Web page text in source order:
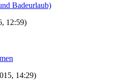
Badeurlaub)
12:59)
14:29)